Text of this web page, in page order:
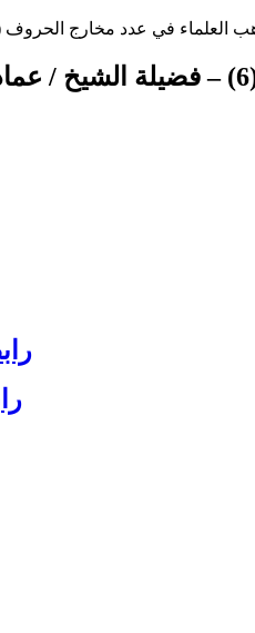
في عدد مخارج الحروف (6) – فضيلة الشيخ / عماد الدين أبو النجا ” حفظه